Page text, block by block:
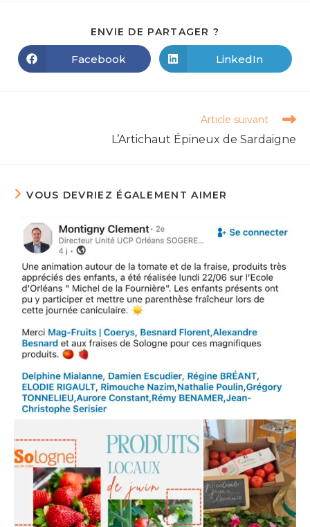
ENVIE DE PARTAGER ?
Facebook LinkedIn
Article suivant
L’Artichaut Épineux de Sardaigne
VOUS DEVRIEZ ÉGALEMENT AIMER